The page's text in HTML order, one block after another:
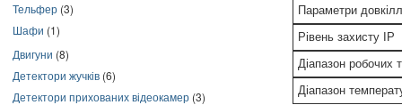
Тельфер (3)
Шафи (1)
Двигуни (8)
Детектори жучків (6)
Детектори прихованих відеокамер (3)
Параметри
Рівень захисту IP
Діапазон робочих
Діапазон